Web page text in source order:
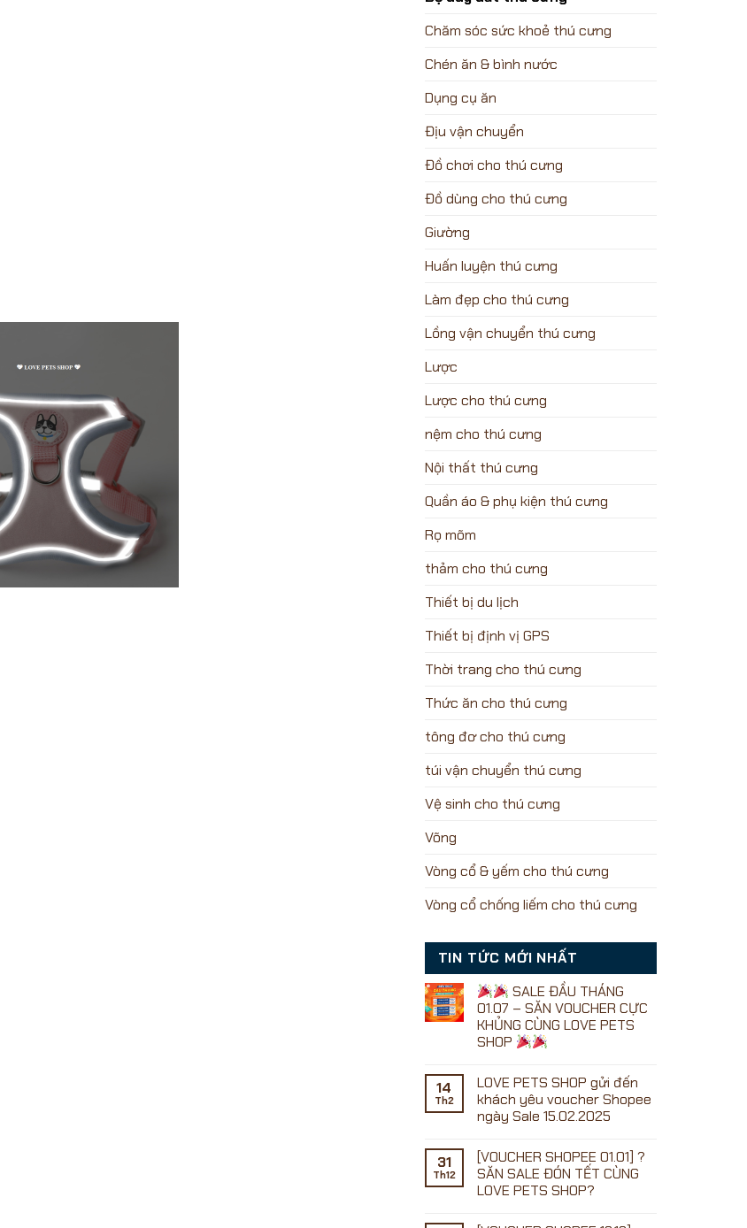
Chăm sóc sức khoẻ thú cưng
Chén ăn & bình nước
Dụng cụ ăn
Địu vận chuyển
Đồ chơi cho thú cưng
Đồ dùng cho thú cưng
Giường
Huấn luyện thú cưng
Làm đẹp cho thú cưng
Lồng vận chuyển thú cưng
Lược
Lược cho thú cưng
nệm cho thú cưng
Nội thất thú cưng
Quần áo & phụ kiện thú cưng
Rọ mõm
thảm cho thú cưng
Thiết bị du lịch
Thiết bị định vị GPS
Thời trang cho thú cưng
Thức ăn cho thú cưng
tông đơ cho thú cưng
túi vận chuyển thú cưng
Vệ sinh cho thú cưng
Võng
Vòng cổ & yếm cho thú cưng
Vòng cổ chống liếm cho thú cưng
TIN TỨC MỚI NHẤT
SALE ĐẦU THÁNG
01.07 – SĂN VOUCHER CỰC
KHỦNG CÙNG LOVE PETS
SHOP
bình
luận
ở
ĐẦU
THÁNG
01.07
–
SĂN
14
Th2
LOVE PETS SHOP gửi đến
khách yêu voucher Shopee
ngày Sale 15.02.2025
bình
luận
ở
LOVE
31
Th12
[VOUCHER SHOPEE 01.01] ?
SĂN SALE ĐÓN TẾT CÙNG
LOVE PETS SHOP?